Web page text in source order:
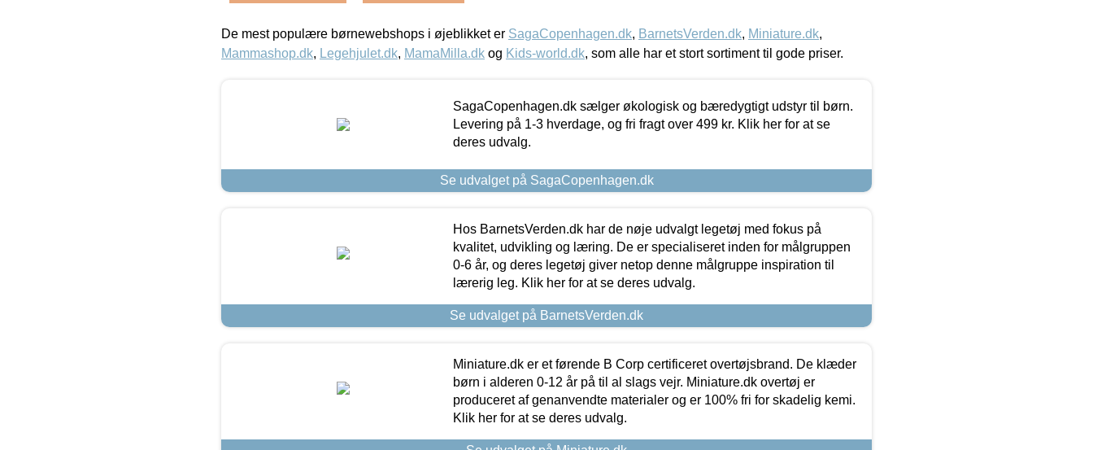
De mest populære børnewebshops i øjeblikket er SagaCopenhagen.dk, BarnetsVerden.dk, Miniature.dk,
Mammashop.dk, Legehjulet.dk, MamaMilla.dk og Kids-world.dk, som alle har et stort sortiment til gode priser.
SagaCopenhagen.dk sælger økologisk og bæredygtigt udstyr til børn.
Levering på 1-3 hverdage, og fri fragt over 499 kr. Klik her for at se
deres udvalg.
Se udvalget på SagaCopenhagen.dk
Hos BarnetsVerden.dk har de nøje udvalgt legetøj med fokus på
kvalitet, udvikling og læring. De er specialiseret inden for målgruppen
0-6 år, og deres legetøj giver netop denne målgruppe inspiration til
lærerig leg. Klik her for at se deres udvalg.
Se udvalget på BarnetsVerden.dk
Miniature.dk er et førende B Corp certificeret overtøjsbrand. De klæder
børn i alderen 0-12 år på til al slags vejr. Miniature.dk overtøj er
produceret af genanvendte materialer og er 100% fri for skadelig kemi.
Klik her for at se deres udvalg.